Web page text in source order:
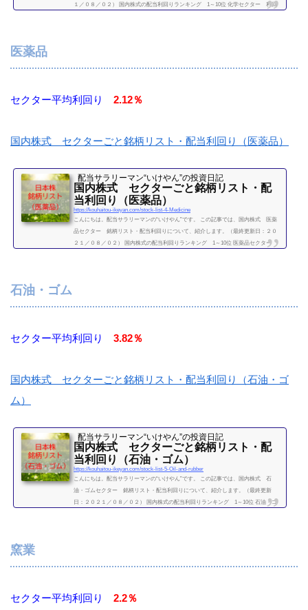
１／０８／０２） 国内株式の配当利回りランキング 1～10位 化学セクター 利回
続きを読む
医薬品
セクター平均利回り 2.12％
国内株式 セクターごと銘柄リスト・配当利回り（医薬品）
配当サラリーマン“いけやん”の投資日記 ​
国内株式 セクターごと銘柄リスト・配
当利回り（医薬品）
https://kouhaitou-ikeyan.com/stock-list-4-Medicine
こんにちは。配当サラリーマンの“いけやん”です。 この記事では、国内株式 医薬
品セクター 銘柄リスト・配当利回りについて、紹介します。（最終更新日：２０
２１／０８／０２） 国内株式の配当利回りランキング 1～10位 医薬品セクター
続きを読む
石油・ゴム
セクター平均利回り 3.82％
国内株式 セクターごと銘柄リスト・配当利回り（石油・ゴ
ム）
配当サラリーマン“いけやん”の投資日記 ​
国内株式 セクターごと銘柄リスト・配
当利回り（石油・ゴム）
https://kouhaitou-ikeyan.com/stock-list-5-Oil-and-rubber
こんにちは。配当サラリーマンの“いけやん”です。 この記事では、国内株式 石
油・ゴムセクター 銘柄リスト・配当利回りについて、紹介します。（最終更新
日：２０２１／０８／０２） 国内株式の配当利回りランキング 1～10位 石油・ゴ
続きを読む
窯業
セクター平均利回り 2.2％